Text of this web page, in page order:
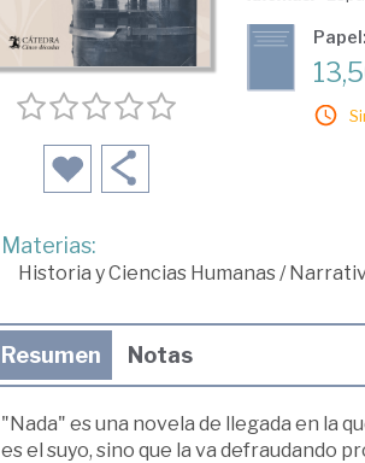
Materias:
Historia y Ciencias Humanas/
Resumen Notas
"Nada" es una novela de llegada en la
es el suyo, sino que la va defraudando